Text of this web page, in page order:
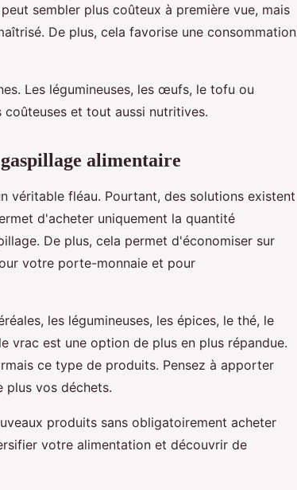
sembler plus coûteux à première vue, mais
De plus, cela favorise une consommation
Les légumineuses, les œufs, le tofu ou
et tout aussi nutritives.
alimentaire
véritable fléau. Pourtant, des solutions existent
d'acheter uniquement la quantité
De plus, cela permet d'économiser sur
votre porte-monnaie et pour
les légumineuses, les épices, le thé, le
vrac est une option de plus en plus répandue.
ce type de produits. Pensez à apporter
plus vos déchets.
produits sans obligatoirement acheter
votre alimentation et découvrir de